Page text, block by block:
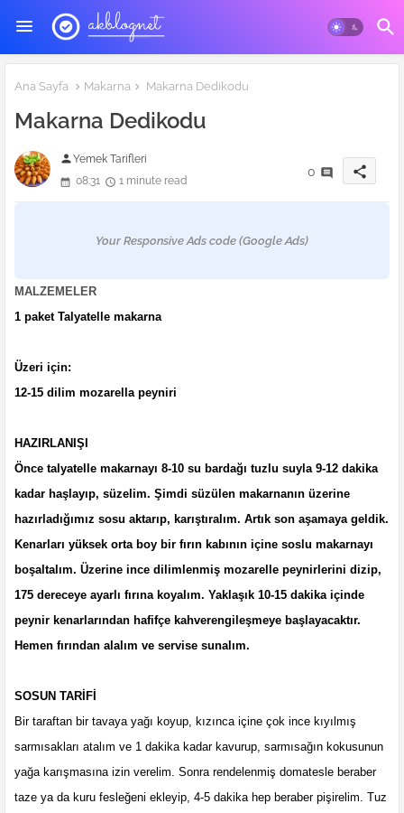
Ana Sayfa Makarna Makarna Dedikodu
Makarna Dedikodu
personYemek Tarifleri
08:31
1 minute read
0 share
Your Responsive Ads code (Google Ads)
MALZEMELER
1 paket Talyatelle makarna
Üzeri için:
12-15 dilim mozarella peyniri
HAZIRLANIŞI
Önce talyatelle makarnayı 8-10 su bardağı tuzlu suyla 9-12 dakika
kadar haşlayıp, süzelim. Şimdi süzülen makarnanın üzerine
hazırladığımız sosu aktarıp, karıştıralım. Artık son aşamaya geldik.
Kenarları yüksek orta boy bir fırın kabının içine soslu makarnayı
boşaltalım. Üzerine ince dilimlenmiş mozarelle peynirlerini dizip,
175 dereceye ayarlı fırına koyalım. Yaklaşık 10-15 dakika içinde
peynir kenarlarından hafifçe kahverengileşmeye başlayacaktır.
Hemen fırından alalım ve servise sunalım.
SOSUN TARİFİ
Bir taraftan bir tavaya yağı koyup, kızınca içine çok ince kıyılmış
sarmısakları atalım ve 1 dakika kadar kavurup, sarmısağın kokusunun
yağa karışmasına izin verelim. Sonra rendelenmiş domatesle beraber
taze ya da kuru fesleğeni ekleyip, 4-5 dakika hep beraber pişirelim. Tuz